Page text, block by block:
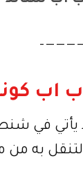
يأتي في
به من